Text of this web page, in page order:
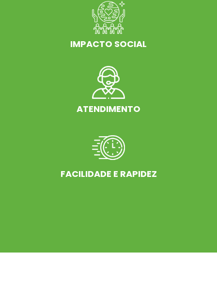
IMPACTO SOCIAL
ATENDIMENTO
FACILIDADE E RAPIDEZ